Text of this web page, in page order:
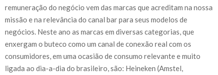
remuneração do negócio vem das marcas que acreditam na nossa
missão e na relevância do canal bar para seus modelos de
negócios. Neste ano as marcas em diversas categorias, que
enxergam o buteco como um canal de conexão real com os
consumidores, em uma ocasião de consumo relevante e muito
ligada ao dia-a-dia do brasileiro, são: Heineken (Amstel,